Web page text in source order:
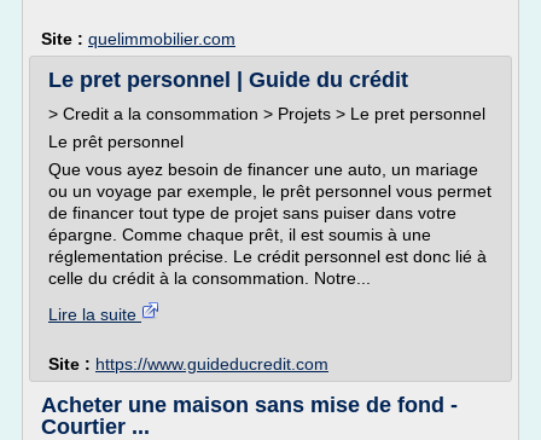
Site : quelimmobilier.com
Le pret personnel | Guide du crédit
> Credit a la consommation > Projets > Le pret personnel
Le prêt personnel
Que vous ayez besoin de financer une auto, un mariage
ou un voyage par exemple, le prêt personnel vous permet
de financer tout type de projet sans puiser dans votre
épargne. Comme chaque prêt, il est soumis à une
réglementation précise. Le crédit personnel est donc lié à
celle du crédit à la consommation. Notre...
Lire la suite
Site : https://www.guideducredit.com
Acheter une maison sans mise de fond -
Courtier ...